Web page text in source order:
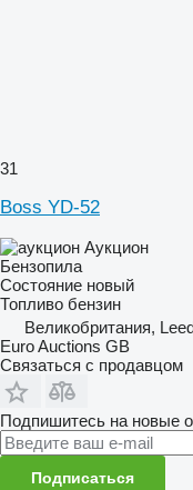
31
Boss YD-52
Аукцион
Бензопила
Состояние новый
Топливо бензин
Великобритания,
Euro Auctions GB
Связаться с продавцом
Подпишитесь на новые
Подписаться